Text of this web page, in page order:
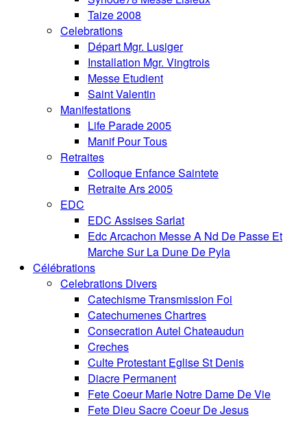
Taize 2008
Celebrations
Départ Mgr. Lusiger
Installation Mgr. Vingtrois
Messe Etudient
Saint Valentin
Manifestations
Life Parade 2005
Manif Pour Tous
Retraites
Colloque Enfance Saintete
Retraite Ars 2005
EDC
EDC Assises Sarlat
Edc Arcachon Messe A Nd De Passe Et
Marche Sur La Dune De Pyla
Célébrations
Celebrations Divers
Catechisme Transmission Foi
Catechumenes Chartres
Consecration Autel Chateaudun
Creches
Culte Protestant Eglise St Denis
Diacre Permanent
Fete Coeur Marie Notre Dame De Vie
Fete Dieu Sacre Coeur De Jesus